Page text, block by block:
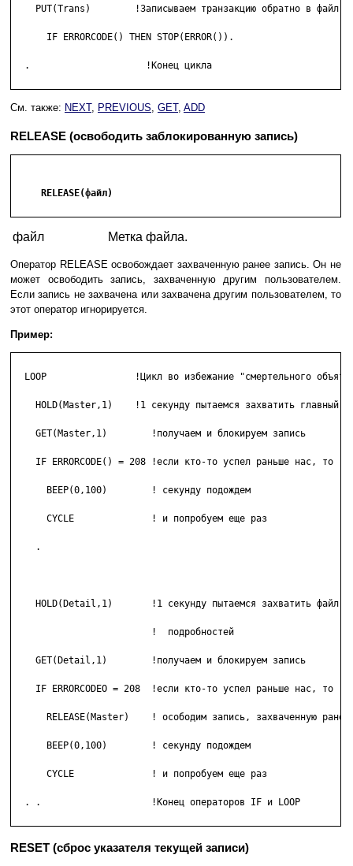
    PUT(Trans)        !Записываем транзакцию обратно в файл
      IF ERRORCODE() THEN STOP(ERROR()).
  .                     !Конец цикла
См. также: NEXT, PREVIOUS, GET, ADD
RELEASE (освободить заблокированную запись)
     RELEASE(файл)
файл Метка файла.
Оператор RELEASE освобождает захваченную ранее запись. Он не
может освободить запись, захваченную другим пользователем.
Если запись не захвачена или захвачена другим пользователем, то
этот оператор игнорируется.
Пример:
LOOP                !Цикл во избежание "смертельного
HOLD(Master,1)    !1 секунду пытаемся захватить главный
    GET(Master,1)        !получаем и блокируем запись
    IF ERRORCODE() = 208 !если кто-то успел раньше нас, то
      BEEP(0,100)        ! секунду подождем
      CYCLE              ! и попробуем еще раз
    .
    HOLD(Detail,1)       !1 секунду пытаемся захватить файл
    GET(Detail,1)        !получаем и блокируем запись
    IF ERRORCODEO = 208  !если кто-то успел раньше нас, то
      RELEASE(Master)    ! осободим запись, захваченную ранее
      BEEP(0,100)        ! секунду подождем
      CYCLE              ! и попробуем еще раз
  . .                    !Конец операторов IF и LOOP
RESET (сброс указателя текущей записи)